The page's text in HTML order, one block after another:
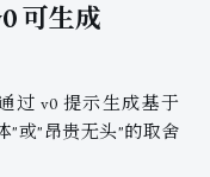
可生成
过 v0 提示生成基于
"或"昂贵无头"的取舍